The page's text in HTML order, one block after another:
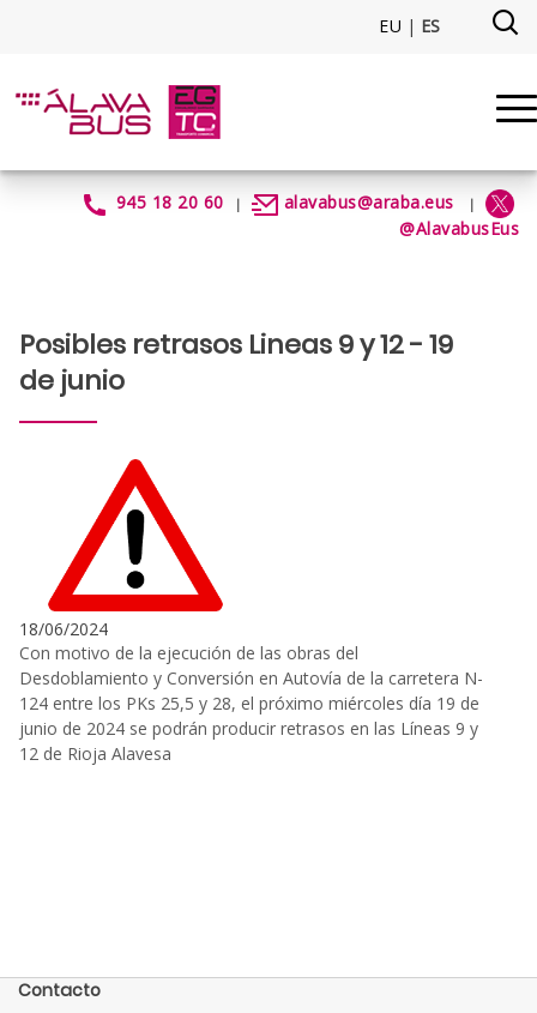
EU | ES
945 18 20 60 | alavabus@araba.eus |
@AlavabusEus
Posibles retrasos Lineas 9 y 12 - 19
de junio
18/06/2024
Con motivo de la ejecución de las obras del
Desdoblamiento y Conversión en Autovía de la carretera N-
124 entre los PKs 25,5 y 28, el próximo miércoles día 19 de
junio de 2024 se podrán producir retrasos en las Líneas 9 y
12 de Rioja Alavesa
Contacto